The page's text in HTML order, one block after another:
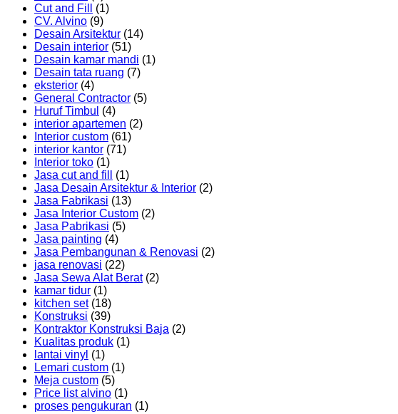
Cut and Fill
(1)
CV. Alvino (9)
Desain Arsitektur (14)
Desain interior (51)
Desain kamar mandi (1)
Desain tata ruang (7)
eksterior (4)
General Contractor (5)
Huruf Timbul (4)
interior apartemen (2)
Interior custom (61)
interior kantor (71)
Interior toko (1)
Jasa cut and fill
(1)
Jasa Desain Arsitektur & Interior (2)
Jasa Fabrikasi (13)
Jasa Interior Custom (2)
Jasa Pabrikasi (5)
Jasa painting (4)
Jasa Pembangunan & Renovasi (2)
jasa renovasi (22)
Jasa Sewa Alat Berat(2)
kamar tidur (1)
kitchen set(18)
Konstruksi (39)
Kontraktor Konstruksi Baja (2)
Kualitas produk (1)
lantai vinyl (1)
Lemari custom (1)
Meja custom (5)
Price list alvino (1)
proses pengukuran (1)